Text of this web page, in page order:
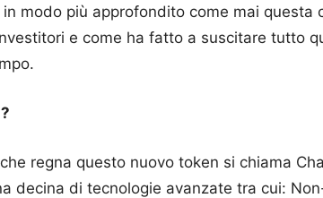
modo più approfondito come mai questa
e come ha fatto a suscitare tutto
regna questo nuovo token si chiama
decina di tecnologie avanzate tra cui: